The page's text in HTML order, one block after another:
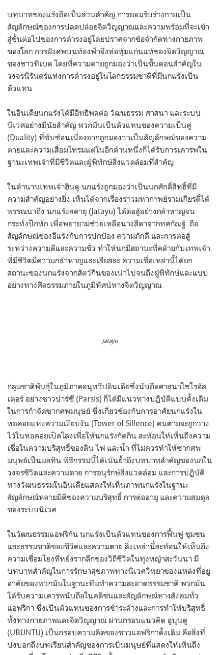
บทบาทของแร้งถือเป็นส่วนสำคัญ การยอมรับร่างกายเป็น
สัญลักษณ์ของการปลดปล่อยจิตวิญญาณและความพร้อมที่จะเข้า
สู่ขั้นต่อไปของการดำรงอยู่โดยปราศจากข้อจำกัดทางกายภาพ
ของโลก การฝังศพบนท้องฟ้าจึงห่อหุ้มแก่นแท้ของจิตวิญญาณ
ของชาวทิเบต โดยที่ความตายถูกมองว่าเป็นขั้นตอนสำคัญใน
วงจรนิรันดร์แห่งการดำรงอยู่ในโลกธรรมชาติที่มีนกแร้งเป็น
ตัวแทน
ในอินเดียนกแร้งได้มีอิทธิพลต่อ วัฒนธรรม ศาสนา และระบบ
นิเวศอย่างมีนัยสำคัญ พวกมันเป็นตัวแทนของความเป็นคู่
(Duality) ที่ซับซ้อนเนื่องจากถูกมองว่าเป็นสัญลักษณ์ของความ
ตายและความเสื่อมโทรมแต่ในอีกด้านหนึ่งก็ได้รับการเคารพใน
ฐานะเทพเจ้าที่มีชีวิตและผู้พิทักษ์สิ่งแวดล้อมที่สำคัญ
ในตำนานเทพเจ้าฮินดู นกแร้งถูกมองว่าเป็นนกศักดิ์สิทธิ์ที่มี
ความสำคัญอย่างยิ่ง เห็นได้จากเรื่องราวมหากาพย์รามเกียรติ์ได้
พรรณนาถึง นกแร้งสดายุ (Jatayu) ได้ต่อสู้อย่างกล้าหาญจน
กระทั่งปีกหัก เพื่อพยายามช่วยเหลือนางสีดาจากทศกัณฐ์ ถือ
สัญลักษณ์ของอีแร้งกับการปกป้อง ความภักดี และการต่อสู้
ระหว่างความดีและความชั่ว ทำให้นกมีสถานะที่คล้ายกับเทพเจ้า
ที่มีชีวิตมีความกล้าหาญและเสียสละ ความเชื่อเหล่านี้ได้ยก
สถานะของนกแร้งจากสัตว์กินของเน่าไปจนถึงผู้พิทักษ์และแบบ
อย่างทางศีลธรรมภายในภูมิทัศน์ทางจิตวิญญาณ
Jatayu
กลุ่มชาติพันธุ์ในภูมิภาคอนุทวีปอินเดียซึ่งนับถือศาสนาโซโรอัส
เตอร์ อย่างชาวปาร์ซี (Parsis) ก็ได้มีแนวทางปฏิบัติแบบดั้งเดิม
ในการกำจัดซากศพมนุษย์ ซึ่งเกี่ยวข้องกับการอาศัยนกแร้งใน
หอคอยแห่งความเงียบงัน (Tower of Sillence) คนตายจะถูกวาง
ไว้ในหอคอยเปิดโล่งเพื่อให้นกแร้งกัดกิน สะท้อนให้เห็นถึงความ
เชื่อในความบริสุทธิ์ของดิน ไฟ และน้ำ ที่ไม่ควรทำให้ซากศพ
มนุษย์เป็นมลทิน พิธีกรรมนี้ได้เน้นย้ำถึงบทบาทสำคัญของนกใน
วงจรชีวิตและความตาย การอนุรักษ์สิ่งแวดล้อม และการปฏิบัติ
ทางวัฒนธรรมในอินเดียแสดงให้เห็นภาพนกแร้งในฐานะ
สัญลักษณ์หลายมิติของความบริสุทธิ์ การต่ออายุ และความสมดุล
ของระบบนิเวศ
ในวัฒนธรรมแอฟริกัน นกแร้งเป็นตัวแทนของการฟื้นฟู ชุมชน
และธรรมชาติของชีวิตและความตาย สิ่งเหล่านี้สะท้อนให้เห็นถึง
ความเชื่อมโยงที่หยั่งรากลึกของวิถีชีวิตในทุ่งหญ้าสะวันนา มี
บทบาทสำคัญในการรักษาสุขภาพทางนิเวศวิทยาของแหล่งที่อยู่
อาศัยของพวกมันในฐานะทีมทำความสะอาดธรรมชาติ พวกมัน
ได้รับความเคารพนับถือในคติชนและสัญลักษณ์ทางสังคมทั่ว
แอฟริกา ซึ่งเป็นตัวแทนของการชำระล้างและการทำให้บริสุทธิ์
ทั้งทางกายภาพและจิตวิญญาณ ผ่านกรอบแนวคิด อูบุนตู
(UBUNTU) เป็นกรอบความคิดของชาวแอฟริกาดั้งเดิม คือสิ่งที่
บ่งบอกถึงบทเรียนสำคัญของการเป็นมนุษย์ที่แสดงให้เห็นถึง